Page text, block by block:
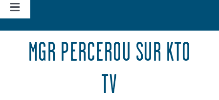
Navigation
bascule
MGR PERCEROU SUR KTO
TV